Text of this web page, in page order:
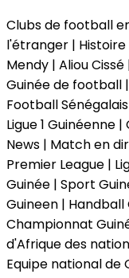
Clubs de football
l'étranger |
Mendy | Aliou
Guinée de football
Football
Ligue 1 Guinéenne
News | Match en
Premier League |
Guinée | Sport
Guineen |
Championnat
d'Afrique des
Equipe national de